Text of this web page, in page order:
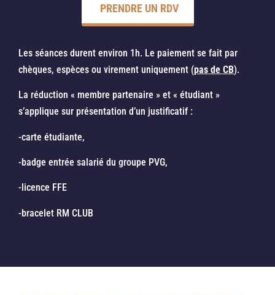
PRENDRE UN RDV
Les séances durent environ 1h. Le paiement se fait par
chèques, espèces ou virement uniquement (pas de CB).
La réduction « membre partenaire » et « étudiant »
s’applique sur présentation d’un justificatif :
-carte étudiante,
-badge entrée salarié du groupe PVG,
-licence FFE
-bracelet RM CLUB